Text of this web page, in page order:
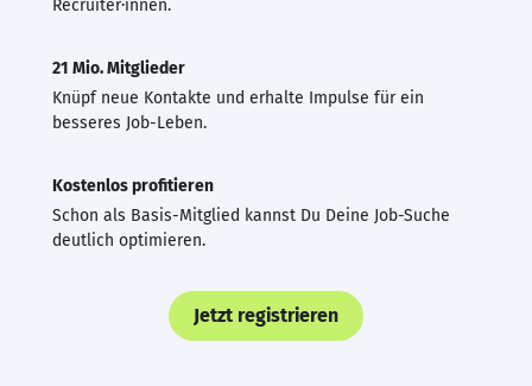
Recruiter·innen.
21 Mio. Mitglieder
Knüpf neue Kontakte und erhalte Impulse für ein
besseres Job-Leben.
Kostenlos profitieren
Schon als Basis-Mitglied kannst Du Deine Job-Suche
deutlich optimieren.
Jetzt registrieren